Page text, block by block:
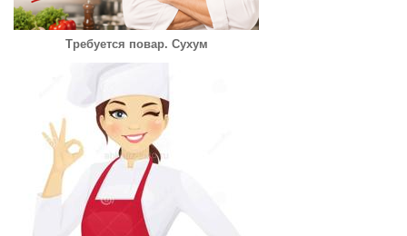
Требуется повар. Сухум